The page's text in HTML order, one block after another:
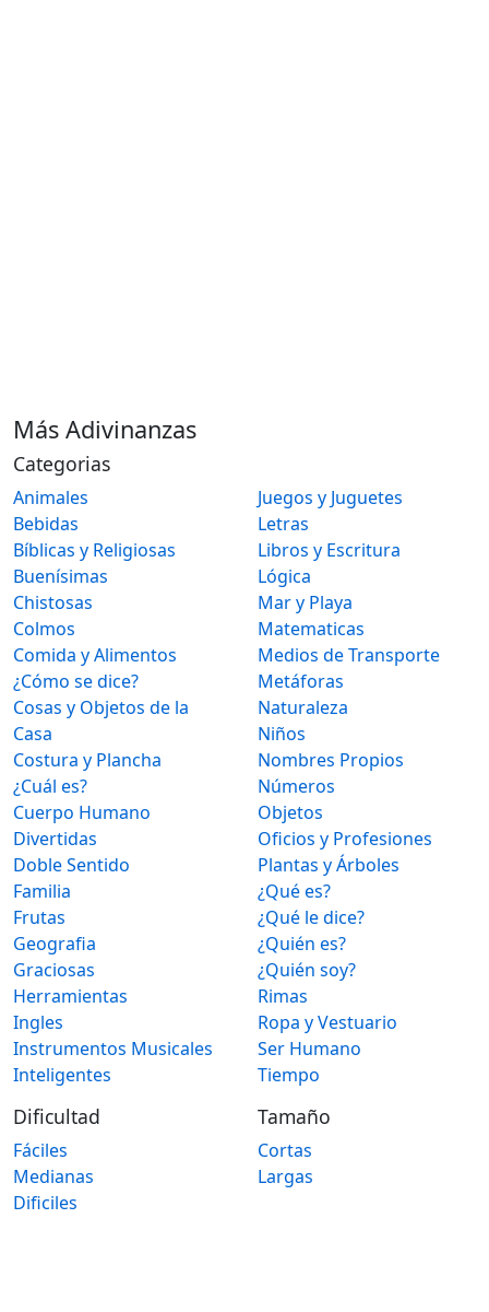
Más Adivinanzas
Categorias
Animales
Bebidas
Bíblicas y Religiosas
Buenísimas
Chistosas
Colmos
Comida y Alimentos
¿Cómo se dice?
Cosas y Objetos de la
Casa
Costura y Plancha
¿Cuál es?
Cuerpo Humano
Divertidas
Doble Sentido
Familia
Frutas
Geografia
Graciosas
Herramientas
Ingles
Instrumentos Musicales
Inteligentes
Juegos y Juguetes
Letras
Libros y Escritura
Lógica
Mar y Playa
Matematicas
Medios de Transporte
Metáforas
Naturaleza
Niños
Nombres Propios
Números
Objetos
Oficios y Profesiones
Plantas y Árboles
¿Qué es?
¿Qué le dice?
¿Quién es?
¿Quién soy?
Rimas
Ropa y Vestuario
Ser Humano
Tiempo
Dificultad
Fáciles
Medianas
Dificiles
Tamaño
Cortas
Largas